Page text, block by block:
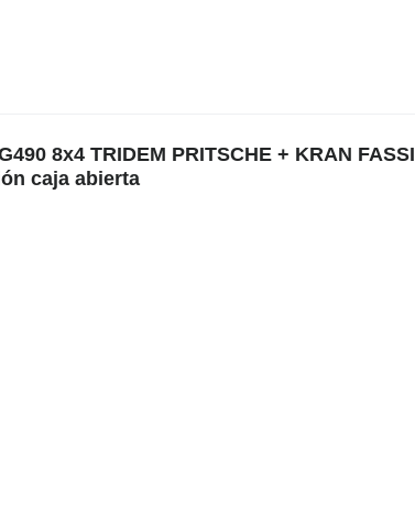
8x4 TRIDEM PRITSCHE + KRAN FASSI
caja abierta